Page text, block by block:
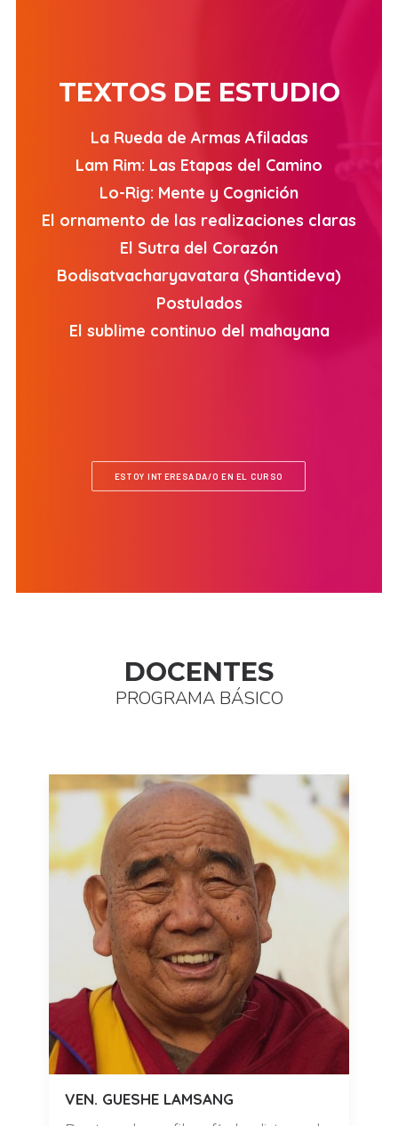
TEXTOS DE ESTUDIO
La Rueda de Armas Afiladas
Lam Rim: Las Etapas del Camino
Lo-Rig: Mente y Cognición
El ornamento de las realizaciones claras
El Sutra del Corazón
Bodisatvacharyavatara (Shantideva)
Postulados
El sublime continuo del mahayana
ESTOY INTERESADA/O EN EL CURSO
DOCENTES
PROGRAMA BÁSICO
VEN. GUESHE LAMSANG